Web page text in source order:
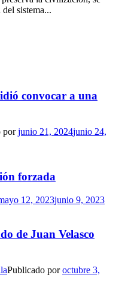
sistema...
convocar a una
porjunio 21, 2024junio 24,
forzada
12, 2023junio 9, 2023
de Juan Velasco
Publicado poroctubre 3,